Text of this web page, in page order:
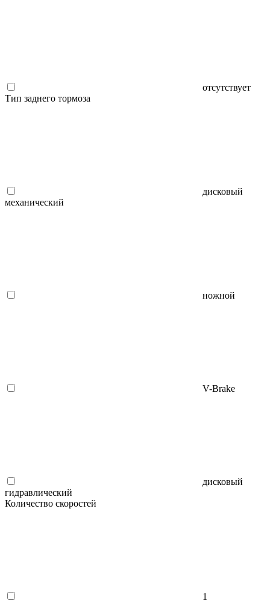
отсутствует
Тип заднего тормоза
дисковый
механический
ножной
V-Brake
дисковый
гидравлический
Количество скоростей
1